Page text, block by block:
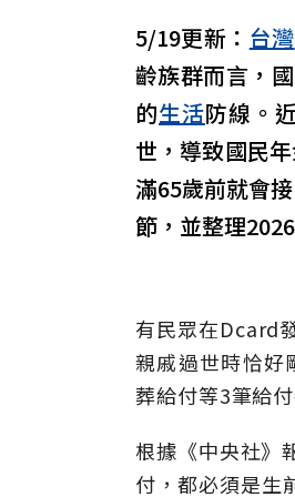
5/19更新： 台灣
齡族群而言，
的生活防線。
世，導致國民
滿65歲前就會
節，並整理
有民眾在Dcard
親戚過世時恰好
葬給付等3筆給
根據《中央社》
付，都必須是生